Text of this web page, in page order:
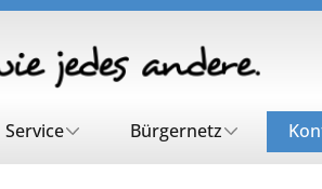
Service Bürgernetz